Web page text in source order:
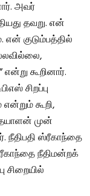
அவர்
தவறு. என்
குடும்பத்தில்
கூறினார்.
சிறப்பு
கூறி,
தயாளன் முன்
நீதிபதி ஸ்ரீகாந்தை
நீதிமன்றக்
சிறையில்